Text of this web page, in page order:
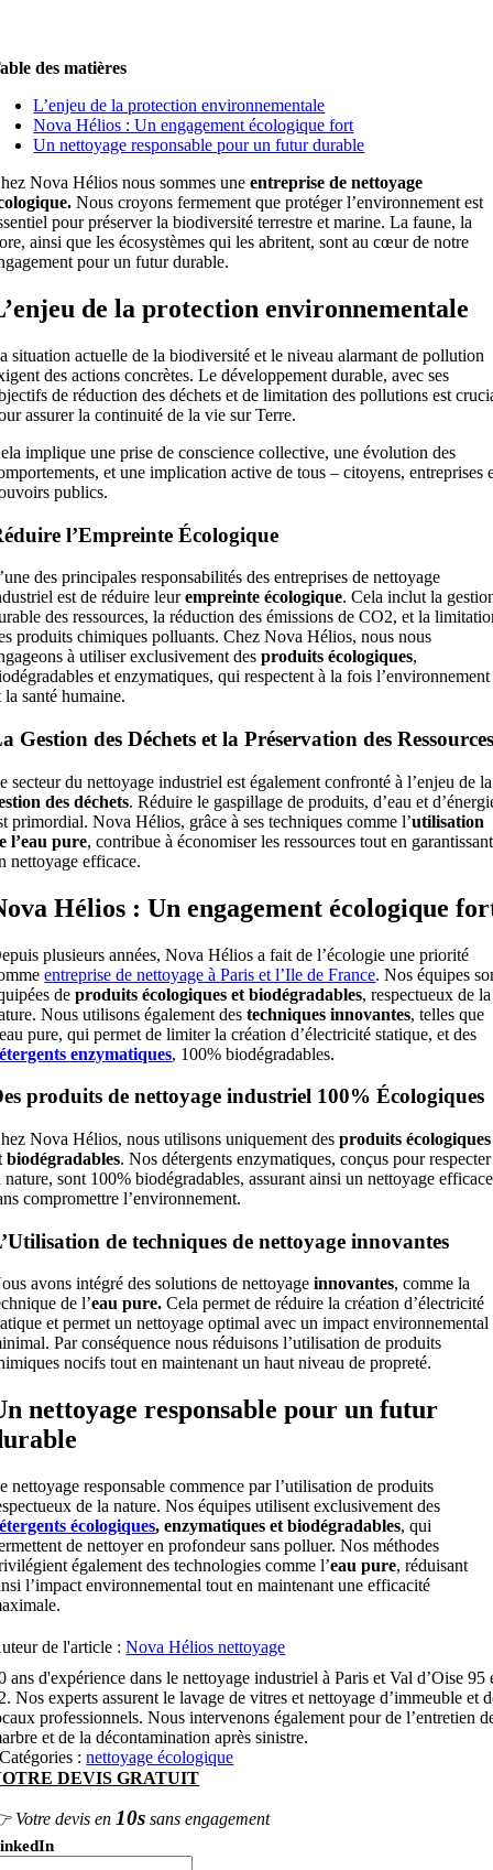
des matières
L’enjeu de la protection environnementale
Nova Hélios : Un engagement écologique fort
Un nettoyage responsable pour un futur durable
Nova Hélios nous sommes uneentreprise de nettoyage
Nous croyons fermement que protéger l’environnement est
pour préserver la biodiversité terrestre et marine. La faune, la
ainsi que les écosystèmes qui les abritent, sont au cœur de notre
pour un futur durable.
de la protection environnementale
situation actuelle de la biodiversité et le niveau alarmant de pollution
des actions concrètes. Le développement durable, avec ses
de réduction des déchets et de limitation des pollutions est
assurer la continuité de la vie sur Terre.
implique une prise de conscience collective, une évolution des
et une implication active de tous – citoyens, entreprises
publics.
l’Empreinte Écologique
des principales responsabilités des entreprises de nettoyage
est de réduire leurempreinte écologique. Cela inclut la
des ressources, la réduction des émissions de CO2, et la
produits chimiques polluants. Chez Nova Hélios, nous nous
à utiliser exclusivement desproduits écologiques,
et enzymatiques, qui respectent à la fois l’environnement
la santé humaine.
Gestion des Déchets et la Préservation des
secteur du nettoyage industriel est également confronté à l’enjeu de la
des déchets. Réduire le gaspillage de produits, d’eau et
primordial. Nova Hélios, grâce à ses techniques comme l’utilisation
l’eau pure, contribue à économiser les ressources tout en garantissant
nettoyage efficace.
Hélios : Un engagement écologique
plusieurs années, Nova Hélios a fait de l’écologie une priorité
entreprise de nettoyage à Paris et l’Ile de France. Nos équipes
deproduits écologiques et biodégradables, respectueux de la
Nous utilisons également destechniques innovantes, telles que
pure, qui permet de limiter la création d’électricité statique, et des
enzymatiques, 100% biodégradables.
produits de nettoyage industriel 100% Écologiques
Nova Hélios, nous utilisons uniquement desproduits écologiques
biodégradables. Nos détergents enzymatiques, conçus pour respecter
nature, sont 100% biodégradables, assurant ainsi un nettoyage efficace
compromettre l’environnement.
de techniques de nettoyage innovantes
avons intégré des solutions de nettoyageinnovantes, comme la
de l’eau pure. Cela permet de réduire la création d’électricité
et permet un nettoyage optimal avec un impact environnemental
Par conséquence nous réduisons l’utilisation de produits
nocifs tout en maintenant un haut niveau de propreté.
nettoyage responsable pour un futur
nettoyage responsable commence par l’utilisation de produits
de la nature. Nos équipes utilisent exclusivement des
écologiques, enzymatiques et biodégradables, qui
de nettoyer en profondeur sans polluer. Nos méthodes
également des technologies comme l’eau pure, réduisant
l’impact environnemental tout en maintenant une efficacité
de l'article :Nova Hélios nettoyage
ans d'expérience dans le nettoyage industriel à Paris et Val d’Oise 95
Nos experts assurent le lavage de vitres et nettoyage d’immeuble et
professionnels. Nous intervenons également pour de l’entretien
et de la décontamination après sinistre.
Catégories :nettoyage écologique
DEVIS GRATUIT
Votre devis en 10s sans engagement